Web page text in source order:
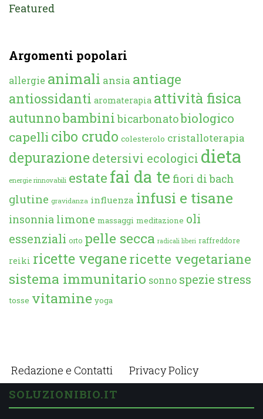
Featured
Argomenti popolari
allergie animali ansia antiage
antiossidanti aromaterapia attività fisica
autunnobambini bicarbonatobiologico
capelli cibo crudo colesterolo cristalloterapia
depurazione detersivi ecologici dieta
energie rinnovabili estate fai da te fiori di bach
glutine gravidanza influenza infusi e tisane
insonnia limone massaggi meditazione oli
essenziali orto pelle secca radicali liberi raffreddore
reiki ricette veganericette vegetariane
sistema immunitario sonno spezie stress
tosse vitamine yoga
Redazione e Contatti Privacy Policy
SOLUZIONIBIO.IT